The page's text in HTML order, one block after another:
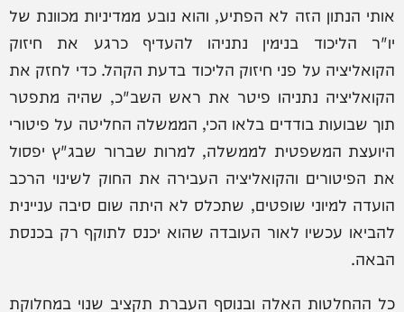
אותי הנתון הזה לא הפתיע, והוא נובע ממדיניות מכוונת של
יו"ר הליכוד בנימין נתניהו להעדיף כרגע את חיזוק
הקואליציה על פני חיזוק הליכוד בדעת הקהל. כדי לחזק את
הקואליציה נתניהו פיטר את ראש השב"כ, שהיה מתפטר
תוך שבועות בודדים בלאו הכי, הממשלה החליטה על פיטורי
היועצת המשפטית לממשלה, למרות שברור שבג"ץ יפסול
את הפיטורים והקואליציה העבירה את החוק לשינוי הרכב
הועדה למיוני שופטים, שתכלס לא היתה שום סיבה עניינית
להביאו עכשיו לאור העובדה שהוא יכנס לתוקף רק בכנסת
הבאה.
כל ההחלטות האלה ובנוסף העברת תקציב שנוי במחלוקת